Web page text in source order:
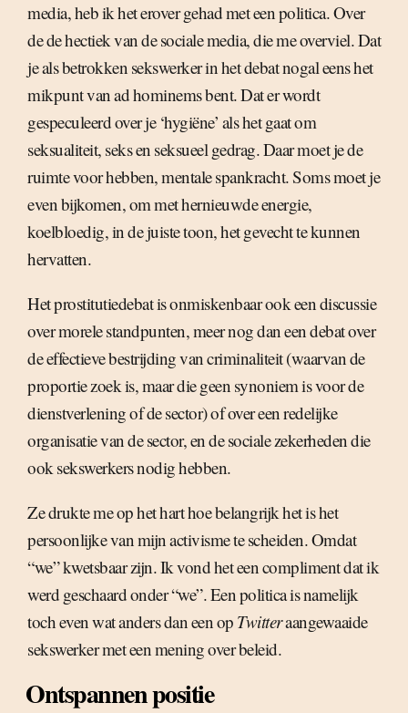
media, heb ik het erover gehad met een politica. Over
de de hectiek van de sociale media, die me overviel. Dat
je als betrokken sekswerker in het debat nogal eens het
mikpunt van ad hominems bent. Dat er wordt
gespeculeerd over je ‘hygiëne’ als het gaat om
seksualiteit, seks en seksueel gedrag. Daar moet je de
ruimte voor hebben, mentale spankracht. Soms moet je
even bijkomen, om met hernieuwde energie,
koelbloedig, in de juiste toon, het gevecht te kunnen
hervatten.
Het prostitutiedebat is onmiskenbaar ook een discussie
over morele standpunten, meer nog dan een debat over
de effectieve bestrijding van criminaliteit (waarvan de
proportie zoek is, maar die geen synoniem is voor de
dienstverlening of de sector) of over een redelijke
organisatie van de sector, en de sociale zekerheden die
ook sekswerkers nodig hebben.
Ze drukte me op het hart hoe belangrijk het is het
persoonlijke van mijn activisme te scheiden. Omdat
“we” kwetsbaar zijn. Ik vond het een compliment dat ik
werd geschaard onder “we”. Een politica is namelijk
toch even wat anders dan een op Twitteraangewaaide
sekswerker met een mening over beleid.
Ontspannen positie